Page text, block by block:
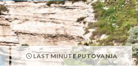
LAST MINUTE PUTOVANJA